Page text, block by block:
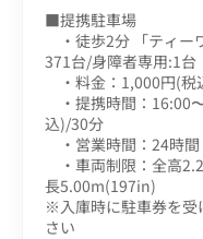
■提携駐車場
・徒歩2分 「ティー
371台/身障者専用:1台
・料金：1,000円(税
・提携時間：16:00
込)/30分
・営業時間：24時間
・車両制限：全高
長5.00m(197in)
※入庫時に駐車券を受
さい